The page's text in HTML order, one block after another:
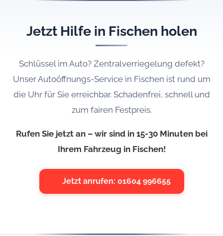
Jetzt Hilfe in Fischen holen
Schlüssel im Auto? Zentralverriegelung defekt?
Unser Autoöffnungs-Service in Fischen ist rund um
die Uhr für Sie erreichbar. Schadenfrei, schnell und
zum fairen Festpreis.
Rufen Sie jetzt an – wir sind in 15-30 Minuten bei
Ihrem Fahrzeug in Fischen!
Jetzt anrufen: 01604 996655